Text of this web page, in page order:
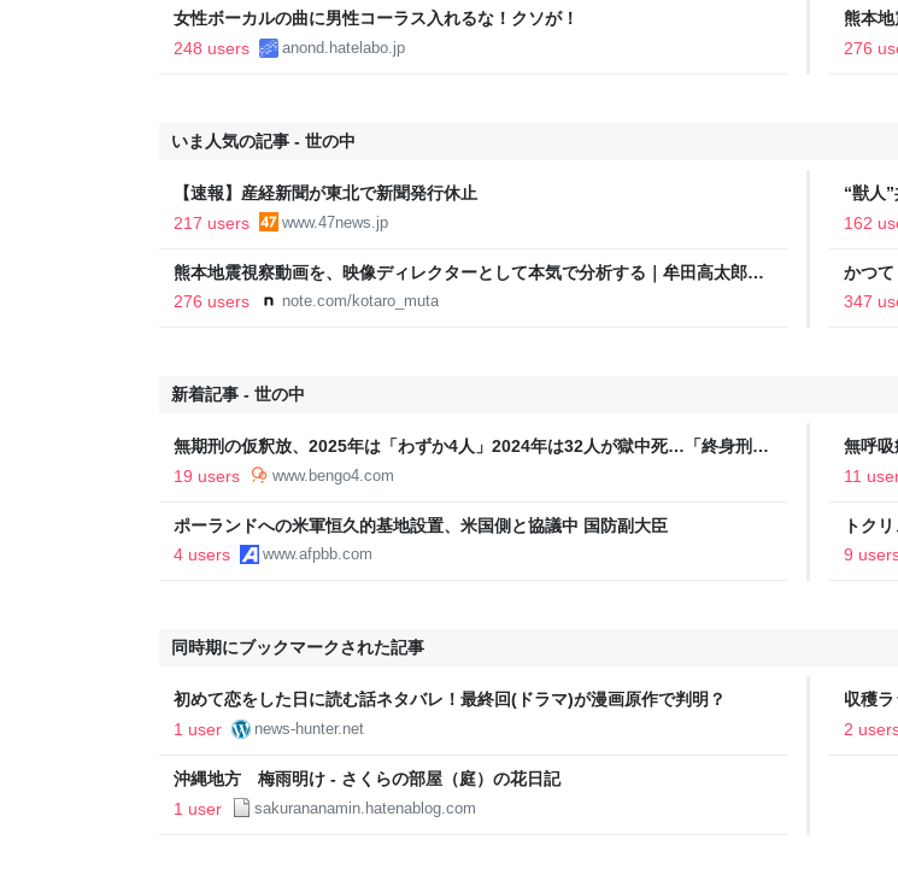
女性ボーカルの曲に男性コーラス入れるな！クソが！
248 users
anond.hatelabo.jp
熊本
映像
276
いま人気の記事 - 世の中
【速報】産経新聞が東北で新聞発行休止
217 users
www.47news.jp
“獣人
議論
162
熊本地震視察動画を、映像ディレクターとして本気で分析する｜牟田高太郎｜
映像で、想いをつなぐ
276 users note.com/kotaro_muta
かつ
割れ…
347
新着記事 - 世の中
無期刑の仮釈放、2025年は「わずか4人」2024年は32人が獄中死…「終身刑
化」の傾向続く - 弁護士ドットコムニュース
19 users www.bengo4.com
無呼
適用も
11
ポーランドへの米軍恒久的基地設置、米国側と協議中 国防副大臣
4 users
www.afpbb.com
トク
１０日
9
同時期にブックマークされた記事
初めて恋をした日に読む話ネタバレ！最終回(ドラマ)が漫画原作で判明？
1 user
news-hunter.net
収穫
2
沖縄地方 梅雨明け - さくらの部屋（庭）の花日記
1 user
sakurananamin.hatenablog.com